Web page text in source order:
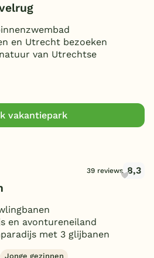
en Utrecht bezoeken
van Utrechtse
vakantiepark
39 reviews 8,3
en avontureneiland
met 3 glijbanen
Jonge gezinnen